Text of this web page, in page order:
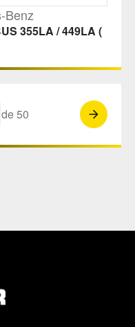
Benz
355LA / 449LA (
de50 arrow_forward